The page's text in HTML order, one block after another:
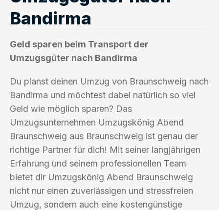
Bandirma
Geld sparen beim Transport der
Umzugsgüter nach Bandirma
Du planst deinen Umzug von Braunschweig nach
Bandirma und möchtest dabei natürlich so viel
Geld wie möglich sparen? Das
Umzugsunternehmen Umzugskönig Abend
Braunschweig aus Braunschweig ist genau der
richtige Partner für dich! Mit seiner langjährigen
Erfahrung und seinem professionellen Team
bietet dir Umzugskönig Abend Braunschweig
nicht nur einen zuverlässigen und stressfreien
Umzug, sondern auch eine kostengünstige